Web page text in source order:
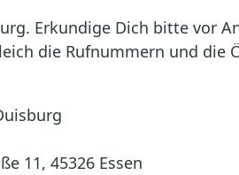
Erkundige Dich bitte vor
die Rufnummern und die
11, 45326 Essen